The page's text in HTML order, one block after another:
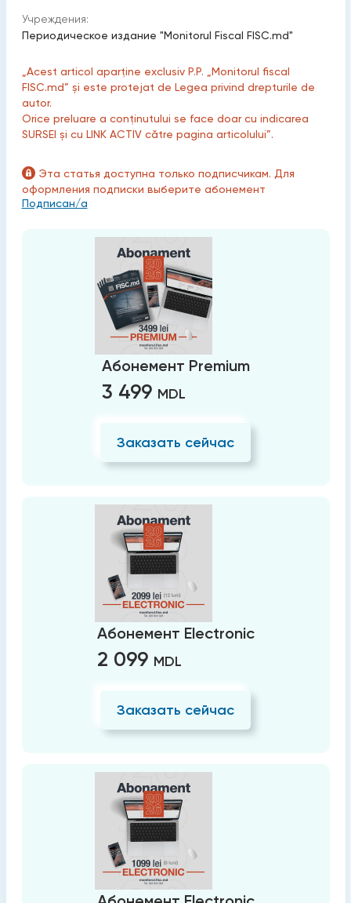
Учреждения:
Периодическое издание "Monitorul Fiscal FISC.md"
„Acest articol aparține exclusiv P.P. „Monitorul fiscal
FISC.md” și este protejat de Legea privind drepturile de
autor.
Orice preluare a conținutului se face doar cu indicarea
SURSEI și cu LINK ACTIV către pagina articolului”.
Эта статья доступна только подписчикам. Для
оформления подписки выберите абонемент
Подписан/а
Абонемент Premium
3 499 MDL
Заказать сейчас
Абонемент Electronic
2 099 MDL
Заказать сейчас